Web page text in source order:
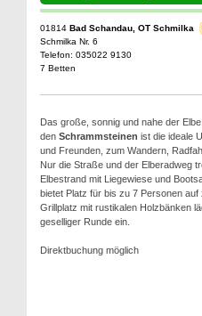
01814 Bad Schandau, OT Schmilka
Schmilka Nr. 6
Telefon: 035022 9130
7 Betten
Das große, sonnig und nahe der
den Schrammsteinen ist die ideale
und Freunden, zum Wandern,
Nur die Straße und der Elberadweg
Elbestrand mit Liegewiese und
bietet Platz für bis zu 7 Personen
Grillplatz mit rustikalen Holzbänken
geselliger Runde ein.
Direktbuchung möglich